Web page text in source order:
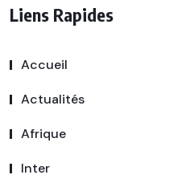
Liens Rapides
Accueil
Actualités
Afrique
Inter